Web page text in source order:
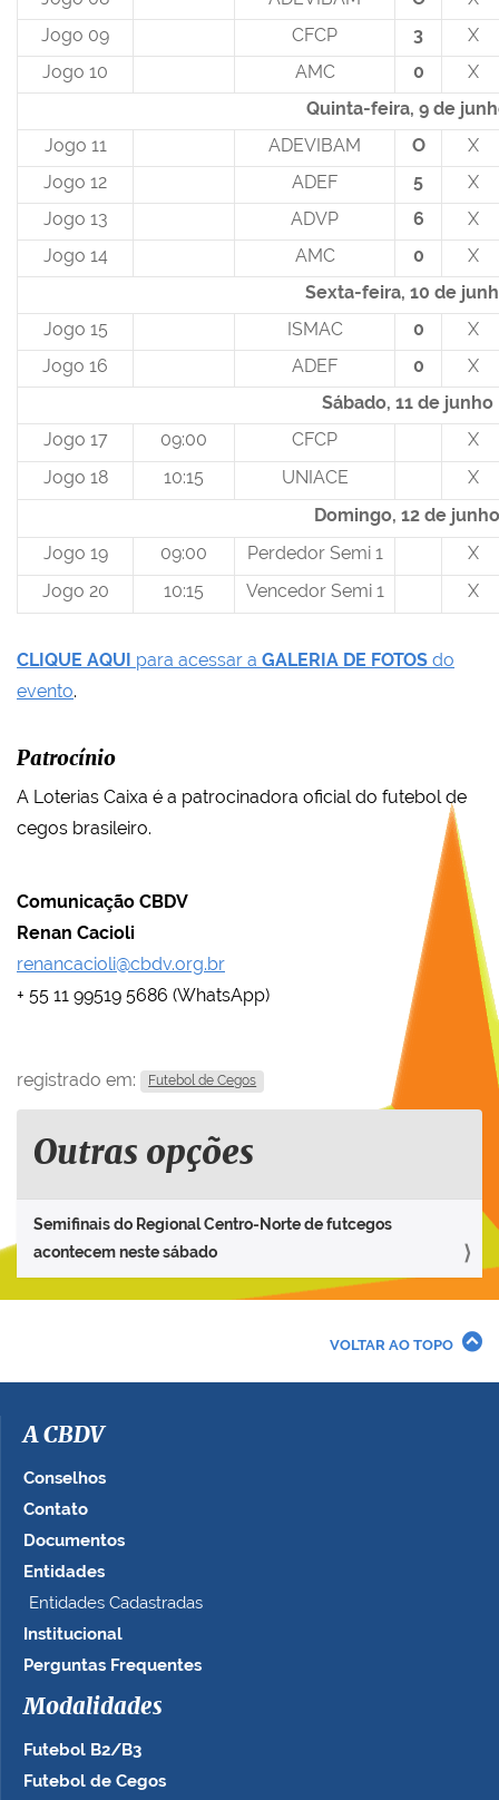
Jogo 09
CFCP 3
X
Jogo 10
AMC 0
X
Quinta-feira, 9 de
Jogo 11
ADEVIBAM O
X
Jogo 12
ADEF 5
X
Jogo 13
ADVP 6
X
Jogo 14
AMC 0
X
Sexta-feira, 10 de
Jogo 15
ISMAC 0
X
Jogo 16
ADEF 0
X
Sábado, 11 de junho
Jogo 17
09:00 CFCP
X
Jogo 18
10:15 UNIACE
X
Domingo, 12 de junho
Jogo 19
09:00 Perdedor Semi 1
X
Jogo 20
10:15 Vencedor Semi 1 X
CLIQUE AQUI para acessar a GALERIA DE FOTOS do
evento.
Patrocínio
A Loterias Caixa é a patrocinadora oficial do futebol de
cegos brasileiro.
Comunicação CBDV
Renan Cacioli
renancacioli@cbdv.org.br
+ 55 11 99519 5686 (WhatsApp)
registrado em: Futebol de Cegos
Outras opções
Semifinais do Regional Centro-Norte de futcegos
acontecem neste sábado
VOLTAR AO TOPO
A CBDV
Conselhos
Contato
Documentos
Entidades
Entidades Cadastradas
Institucional
Perguntas Frequentes
Modalidades
Futebol B2/B3
Futebol de Cegos